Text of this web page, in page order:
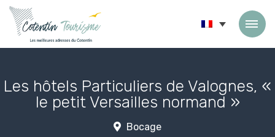
Les hôtels Particuliers de Valognes, «
le petit Versailles normand »
Bocage